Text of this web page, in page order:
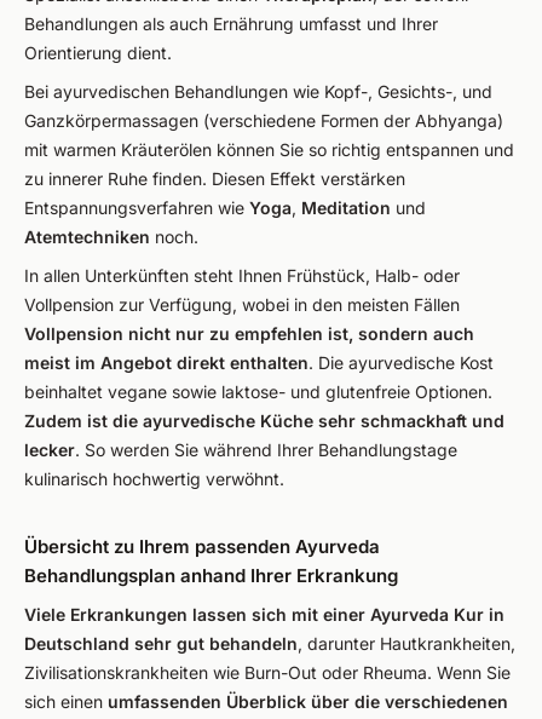
Behandlungen als auch Ernährung umfasst und Ihrer
Orientierung dient.
Bei ayurvedischen Behandlungen wie Kopf-, Gesichts-, und
Ganzkörpermassagen (verschiedene Formen der Abhyanga)
mit warmen Kräuterölen können Sie so richtig entspannen und
zu innerer Ruhe finden. Diesen Effekt verstärken
Entspannungsverfahren wie Yoga, Meditation und
Atemtechniken noch.
In allen Unterkünften steht Ihnen Frühstück, Halb- oder
Vollpension zur Verfügung, wobei in den meisten Fällen
Vollpension nicht nur zu empfehlen ist, sondern auch
meist im Angebot direkt enthalten. Die ayurvedische Kost
beinhaltet vegane sowie laktose- und glutenfreie Optionen.
Zudem ist die ayurvedische Küche sehr schmackhaft und
lecker. So werden Sie während Ihrer Behandlungstage
kulinarisch hochwertig verwöhnt.
Übersicht zu Ihrem passenden Ayurveda
Behandlungsplan anhand Ihrer Erkrankung
Viele Erkrankungen lassen sich mit einer Ayurveda Kur in
Deutschland sehr gut behandeln, darunter Hautkrankheiten,
Zivilisationskrankheiten wie Burn-Out oder Rheuma. Wenn Sie
sich einen umfassenden Überblick über die verschiedenen